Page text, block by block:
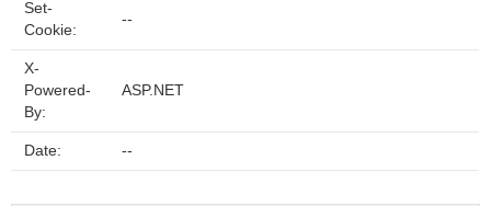
Set-
Cookie:
--
X-
Powered-
By:
ASP.NET
Date: --